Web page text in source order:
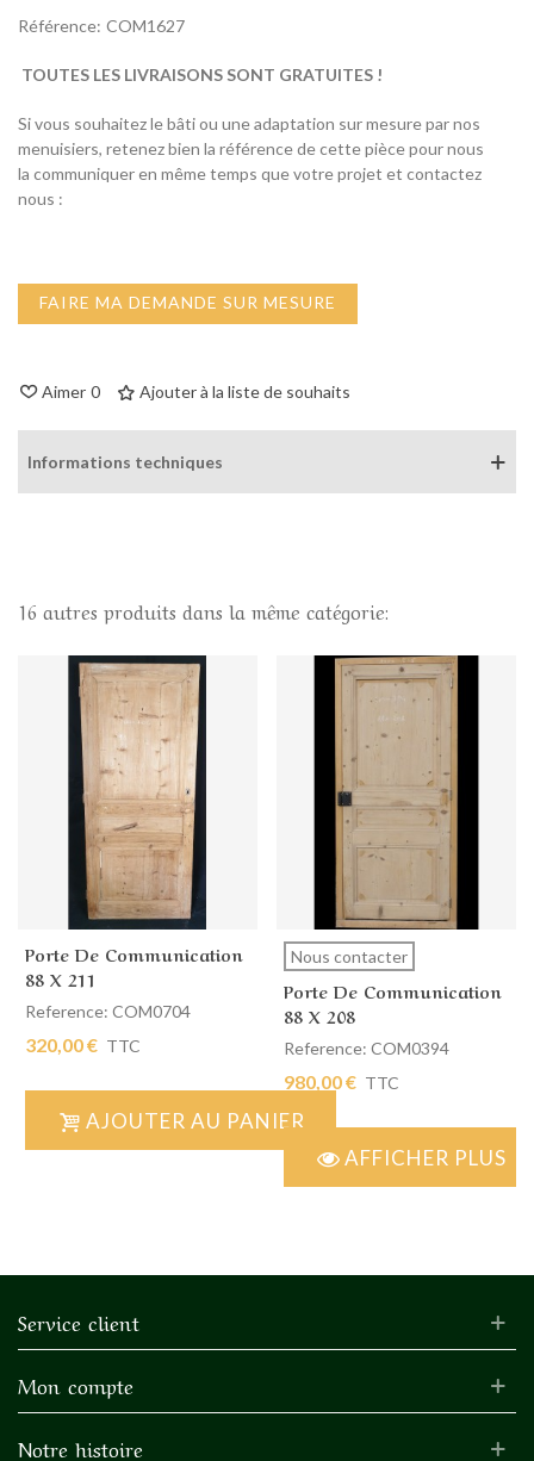
Référence: COM1627
TOUTES LES LIVRAISONS SONT GRATUITES !
Si vous souhaitez le bâti ou une adaptation sur mesure par nos
menuisiers, retenez bien la référence de cette pièce pour nous
la communiquer en même temps que votre projet et contactez
nous :
FAIRE MA DEMANDE SUR MESURE
Aimer 0 Ajouter à la liste de souhaits
Informations techniques
16 autres produits dans la même catégorie:
Porte De Communication
88 X 211
Reference: COM0704
320,00 € TTC
AJOUTER AU PANIER
Nous contacter
Porte De Communication
88 X 208
Reference: COM0394
980,00 € TTC
AFFICHER PLUS
Service client
Mon compte
Notre histoire